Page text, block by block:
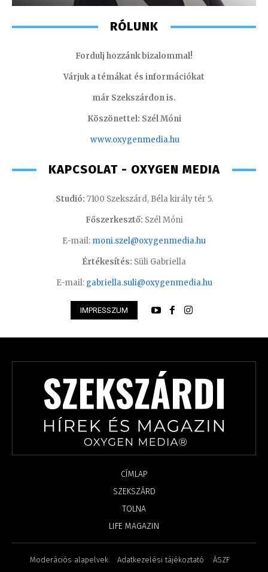
RÓLUNK
Fordulj hozzánk bizalommal!
Várjuk a témákat és információkat
már Szekszárdon is.
Köszönettel: Szél Móni
www.oxygenmedia.hu
KAPCSOLAT - OXYGEN MEDIA
Studió: 7100 Szekszárd, Béla király tér 5.
Főszerkesztő: Szél Móni
E-mail: moni.szel@oxygenmedia.hu
Értékesítés: Süli Gabriella
E-mail: gabriella.suli@oxygenmedia.hu
IMPRESSZUM
CÍMLAP
SZEKSZÁRD
TOLNA
LIFE MAGAZIN
Moderációs alapelvek Adatkezelési tájékoztató
ÁSZF